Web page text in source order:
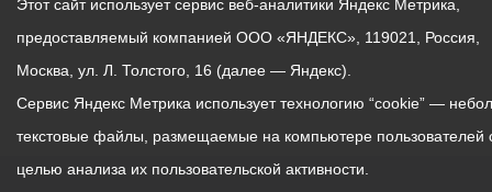
Этот сайт использует сервис веб-аналитики Яндекс Метрика,
предоставляемый компанией ООО «ЯНДЕКС», 119021, Россия,
Москва, ул. Л. Толстого, 16 (далее — Яндекс).
Сервис Яндекс Метрика использует технологию “cookie” —
текстовые файлы, размещаемые на компьютере пользователей
целью анализа их пользовательской активности.